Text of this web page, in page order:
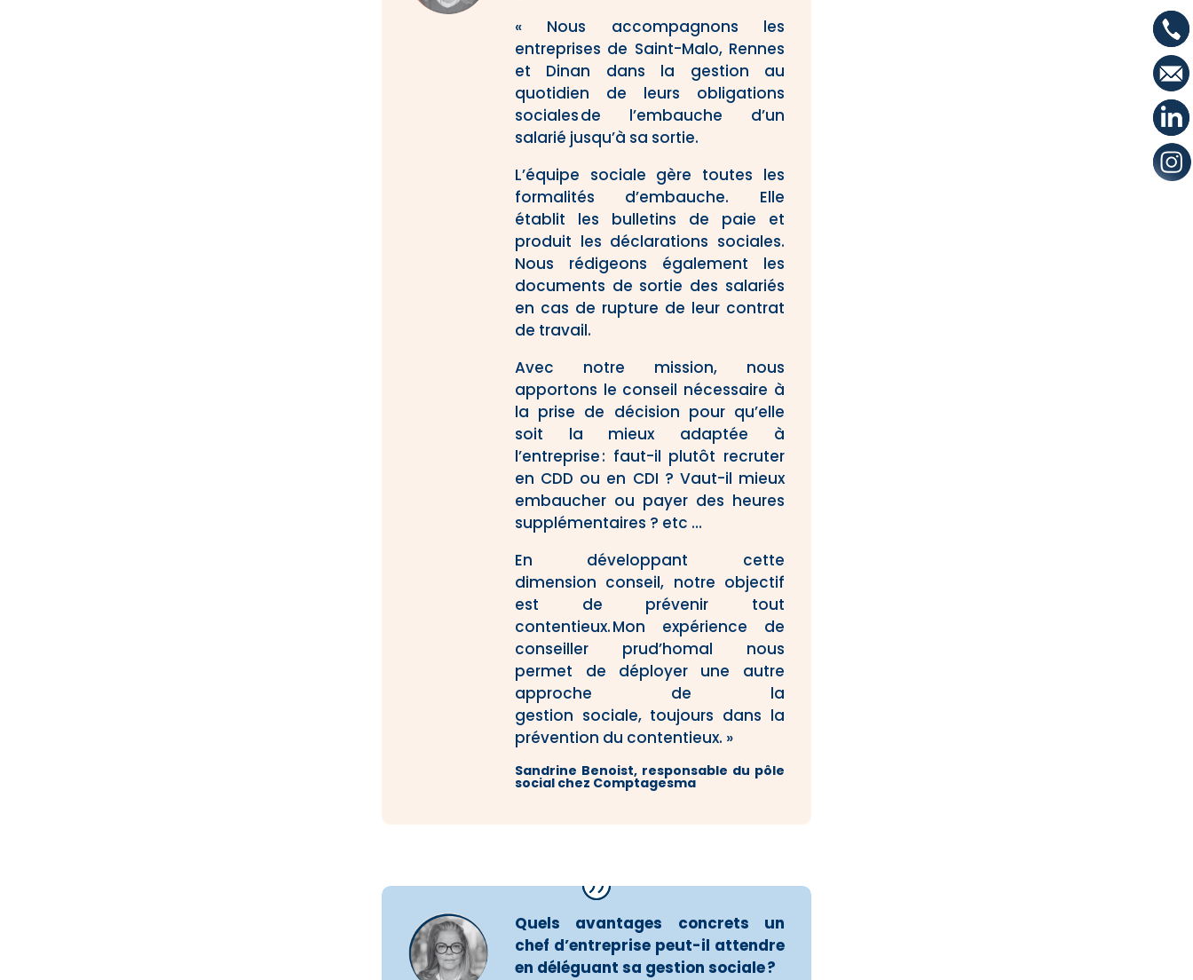
« Nous accompagnons les
entreprises de Saint-Malo, Rennes
et Dinan dans la gestion au
quotidien de leurs obligations
sociales de l’embauche d’un
salarié jusqu’à sa sortie.
L’équipe sociale gère toutes les
formalités d’embauche. Elle
établit les bulletins de paie et
produit les déclarations sociales.
Nous rédigeons également les
documents de sortie des salariés
en cas de rupture de leur contrat
de travail.
Avec notre mission, nous
apportons le conseil nécessaire à
la prise de décision pour qu’elle
soit la mieux adaptée à
l’entreprise : faut-il plutôt recruter
en CDD ou en CDI ? Vaut-il mieux
embaucher ou payer des heures
supplémentaires ? etc …
En développant cette
dimension conseil, notre objectif
est de prévenir tout
contentieux. Mon expérience de
conseiller prud’homal nous
permet de déployer une autre
approche de la
gestion sociale, toujours dans la
prévention du contentieux. »
Sandrine Benoist, responsable du pôle
social chez Comptagesma
Quels avantages concrets un
chef d’entreprise peut-il attendre
en déléguant sa gestion sociale ?